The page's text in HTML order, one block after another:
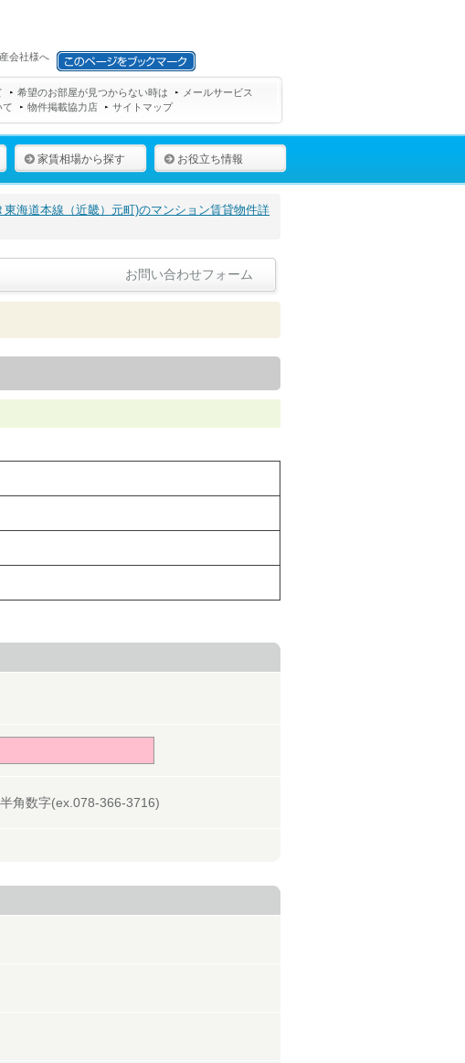
会社様へ
希望のお部屋が見つからない時は
メールサービス
て
物件掲載協力店 サイトマップ
家賃相場から探す お役立ち情報
海道本線（近畿）元町)のマンション賃貸物件詳
お問い合わせフォーム
角数字(ex.078-366-3716)